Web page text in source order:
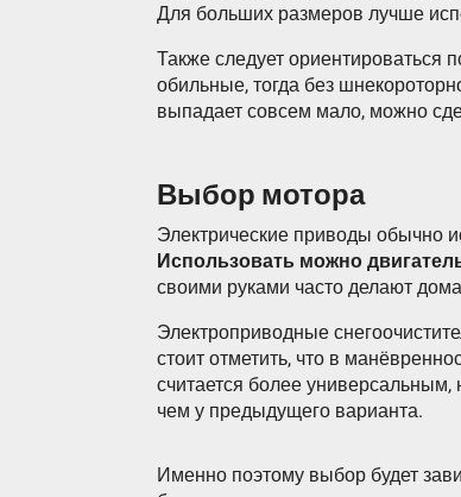
Для больших размеров лучше
Также следует
обильные, тогда без
выпадает совсем мало, можно
Выбор мотора
Электрические приводы обычно
Использовать можно
своими руками часто делают
Электроприводные
стоит отметить, что в
считается более универсальным,
чем у предыдущего варианта.
Именно поэтому выбор будет